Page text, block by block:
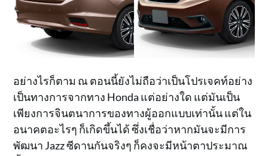
อย่างไรก็ตาม ณ ตอนนี้ยังไม่ถือว่าเป็นโปรเจคท์อย่าง
เป็นทางการจากทาง Honda แต่อย่างใด แต่มันเป็น
เพียงการจินตนาการของทางผู้ออกแบบเท่านั้น แต่ใน
อนาคตอะไรๆ ก็เกิดขึ้นได้ ซึ่งเชื่อว่าหากมันจะมีการ
พัฒนา Jazz ซีดานกันจริงๆ ก็คงจะมีหน้าตาประมาณ